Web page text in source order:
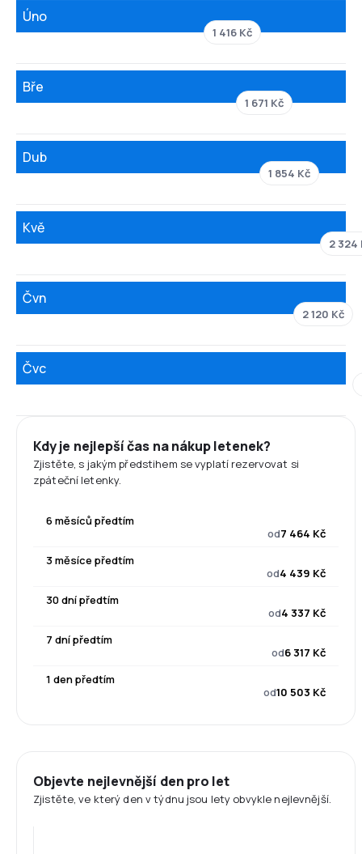
Úno
1 416 Kč
Bře
1 671 Kč
Dub
1 854 Kč
Kvě
2 324
Čvn
2 120 Kč
Čvc
Kdy je nejlepší čas na nákup letenek?
Zjistěte, s jakým předstihem se vyplatí rezervovat si
zpáteční letenky.
6 měsíců předtím
od7 464 Kč
3 měsíce předtím
od4 439 Kč
30 dní předtím
od4 337 Kč
7 dní předtím
od6 317 Kč
1 den předtím
od10 503 Kč
Objevte nejlevnější den pro let
Zjistěte, ve který den v týdnu jsou lety obvykle nejlevnější.